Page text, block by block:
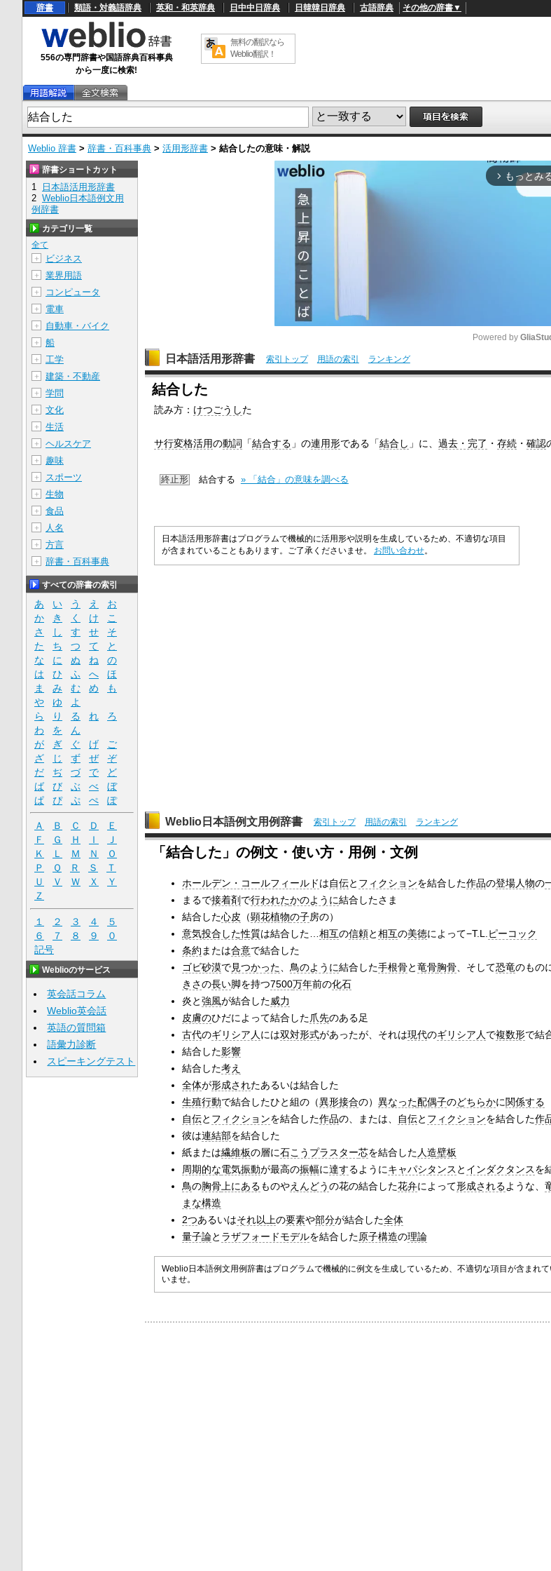
辞書 類語・対義語辞典 英和・和英辞典 日中中日辞典 日韓韓日辞典 古語辞典 その他の辞書▼
556の専門辞書や国語辞典百科事典
から一度に検索!
無料の翻訳なら
Weblio翻訳！
Weblio 辞書 > 辞書・百科事典 > 活用形辞書 > 結合したの意味・解説
arrow_forward_ios もっとみ
M
Powered by
日本語活用形辞書 索引トップ 用語の索引 ランキング
結合した
読み方： けつごうした
サ行変格活用の動詞 「結合する 」の連用形である「結合し 」に、 過去・完了 ・ 存続・ 確認
終止形 結合する » 「結合」の意味を調べる
日本語活用形辞書はプログラムで機械的に活用形や説明を生成しているため、不適切な項目
が含まれていることもあります。ご了承くださいませ。 お問い合わせ。
Weblio日本語例文用例辞書 索引トップ 用語の索引 ランキング
「結合した」の例文・使い方・用例・文例
ホールデン・コールフィールドは自伝と フィクションを結合した作品の登場人物の
まるで接着剤 で行われたかのように結合したさま
結合した心皮 （顕花植物の子房の）
意気投合した性質は結合した… 相互の信頼と相互の美徳によって−T.L.
ピーコック
条約 または合意で結合した
ゴビ砂漠で見つかった 鳥のように結合した手根骨と竜骨胸骨、そして恐竜のもの
きさの長い脚を持つ7500万年前の化石
炎と強風が結合した威力
皮膚のひだによって結合した爪先のある足
古代のギリシア人 には双対形式があったが、それは現代のギリシア人 で複数形で結
結合した影響
結合した考え
全体が形成されたあるいは結合した
生殖行動で結合したひと組の（異形接合の） 異なった配偶子のどちらかに関係する
自伝と フィクションを結合した作品の、または、 自伝と フィクションを結合した作
彼は連結部を結合した
紙または繊維板の層に石こうプラスター芯を結合した 人造壁板
周期的な電気振動が最高の振幅に達するようにキャパシタンス と インダクタンスを
鳥の胸骨上にあるものやえんどうの花の結合した花弁によって形成されるような、
まな構造
2つあるいはそれ以上の要素や部分が結合した全体
量子論と ラザフォードモデルを結合した原子構造の理論
Weblio日本語例文用例辞書はプログラムで機械的に例文を生成しているため、不適切な項目が含まれ
いませ。
辞書ショートカット
1
日本語活用形辞書
2 Weblio日本語例文用
例辞書
カテゴリ一覧
全て
＋
ビジネス
＋ 業界用語
＋ コンピュータ
＋ 電車
＋ 自動車・バイク
＋ 船
＋ 工学
＋ 建築・不動産
＋ 学問
＋ 文化
＋ 生活
＋ ヘルスケア
＋ 趣味
＋ スポーツ
＋ 生物
＋ 食品
＋ 人名
＋ 方言
＋ 辞書・百科事典
すべての辞書の索引
あ い う え
お
か
き く け
こ
さ
し す せ
そ
た
ち つ て
と
な
に ぬ ね
の
は
ひ ふ へ
ほ
ま
み む め
も
や
ゆ
よ
ら
り る れ
ろ
わ
を
ん
が
ぎ ぐ げ
ご
ざ
じ ず ぜ
ぞ
だ
ぢ づ で
ど
ば
び ぶ べ
ぼ
ぱ
ぴ ぷ ぺ ぽ
Ａ Ｂ Ｃ Ｄ
Ｅ
Ｆ
Ｇ Ｈ Ｉ
Ｊ
Ｋ
Ｌ Ｍ Ｎ
Ｏ
Ｐ
Ｑ Ｒ Ｓ
Ｔ
Ｕ
Ｖ Ｗ Ｘ
Ｙ
Ｚ
１ ２ ３ ４
５
６
７ ８ ９
０
記号
Weblioのサービス
英会話コラム
Weblio英会話
英語の質問箱
語彙力診断
スピーキングテスト